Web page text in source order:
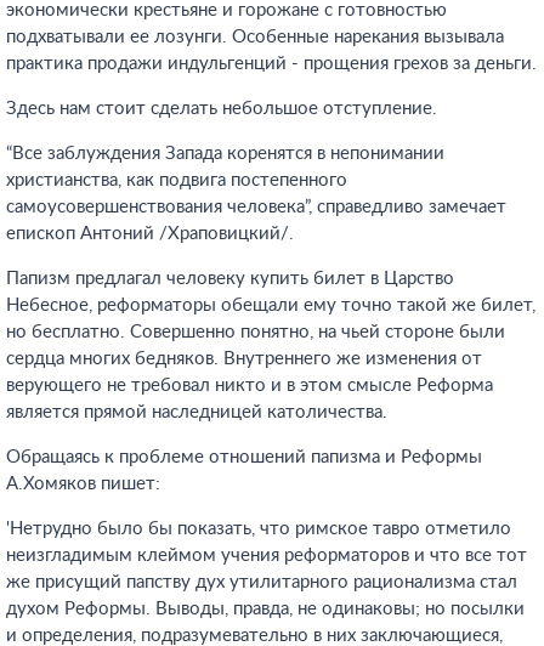
экономически крестьяне и горожане с готовностью
подхватывали ее лозунги. Особенные нарекания вызывала
практика продажи индульгенций - прощения грехов за деньги.
Здесь нам стоит сделать небольшое отступление.
“Все заблуждения Запада коренятся в непонимании
христианства, как подвига постепенного
самоусовершенствования человека”, справедливо замечает
епископ Антоний /Храповицкий/.
Папизм предлагал человеку купить билет в Царство
Небесное, реформаторы обещали ему точно такой же билет,
но бесплатно. Совершенно понятно, на чьей стороне были
сердца многих бедняков. Внутреннего же изменения от
верующего не требовал никто и в этом смысле Реформа
является прямой наследницей католичества.
Обращаясь к проблеме отношений папизма и Реформы
А.Хомяков пишет:
'Нетрудно было бы показать, что римское тавро отметило
неизгладимым клеймом учения реформаторов и что все тот
же присущий папству дух утилитарного рационализма стал
духом Реформы. Выводы, правда, не одинаковы; но посылки
и определения, подразумевательно в них заключающиеся,